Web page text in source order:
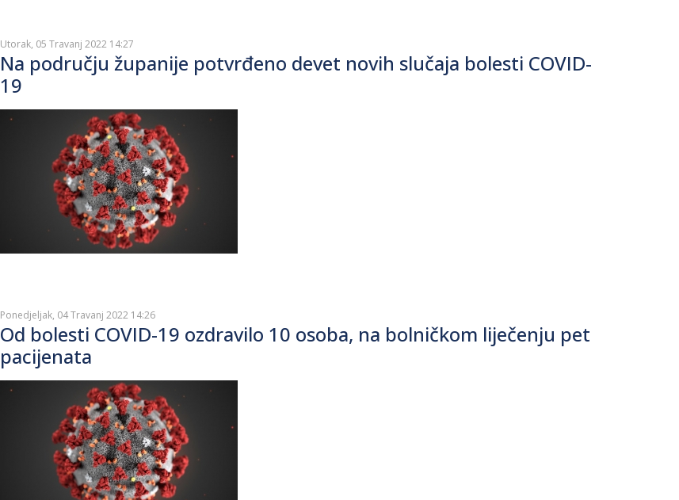
Utorak, 05 Travanj 2022 14:27
Na području županije potvrđeno devet novih slučaja bolesti COVID-
19
Ponedjeljak, 04 Travanj 2022 14:26
Od bolesti COVID-19 ozdravilo 10 osoba, na bolničkom liječenju pet
pacijenata